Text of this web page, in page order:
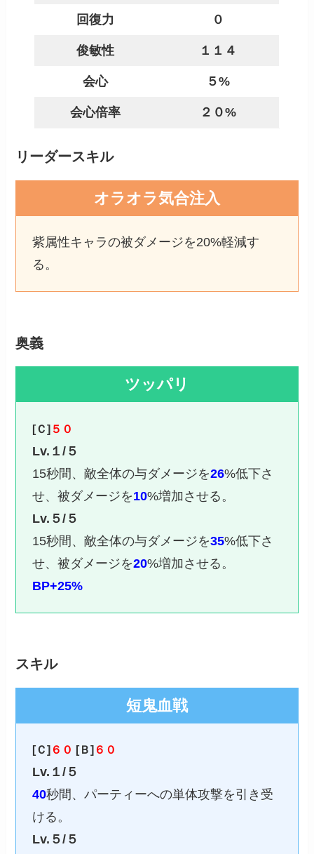
回復力 ０
俊敏性 １１４
会心 ５%
会心倍率 ２０%
リーダースキル
オラオラ気合注入
紫属性キャラの被ダメージを20%軽減す
る。
奥義
ツッパリ
[Ｃ] ５０
Lv.１/５
15秒間、敵全体の与ダメージを26%低下さ
せ、被ダメージを10%増加させる。
Lv.５/５
15秒間、敵全体の与ダメージを35%低下さ
せ、被ダメージを20%増加させる。
BP+25%
スキル
短鬼血戦
[Ｃ] ６０ [Ｂ] ６０
Lv.１/５
40秒間、パーティーへの単体攻撃を引き受
ける。
Lv.５/５